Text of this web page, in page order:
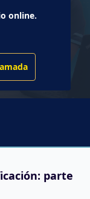
online.
parte